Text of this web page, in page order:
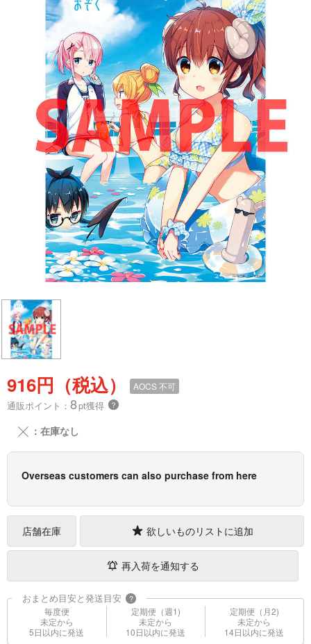
916円（税込） AOCS不可
通販ポイント： 8pt獲得 ？
╳ ：在庫なし
Overseas customers can also purchase from here
店舗在庫 欲しいものリストに追加
再入荷を通知する
おまとめ目安と発送目安 ?
毎度便
未定から
5日以内に発送
定期便（週1)
未定から
10日以内に発送
定期便（月2)
未定から
14日以内に発送